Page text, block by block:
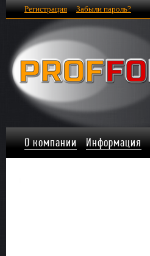
Регистрация Забыли пароль?
О компании Информация